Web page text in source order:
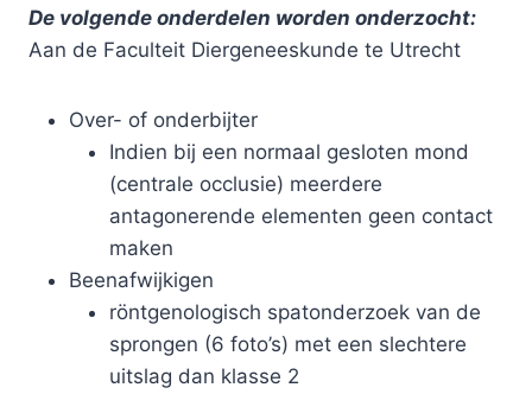
De volgende onderdelen worden onderzocht:
Aan de Faculteit Diergeneeskunde te Utrecht
Over- of onderbijter
Indien bij een normaal gesloten mond
(centrale occlusie) meerdere
antagonerende elementen geen contact
maken
Beenafwijkigen
röntgenologisch spatonderzoek van de
sprongen (6 foto’s) met een slechtere
uitslag dan klasse 2